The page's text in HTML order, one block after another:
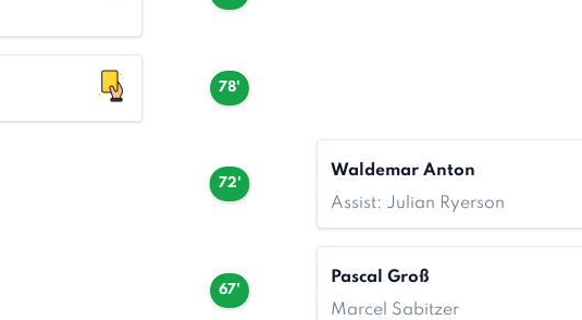
78'
72'
Waldemar Anton
Assist: Julian Ryerson
67'
Pascal Groß
Marcel Sabitzer